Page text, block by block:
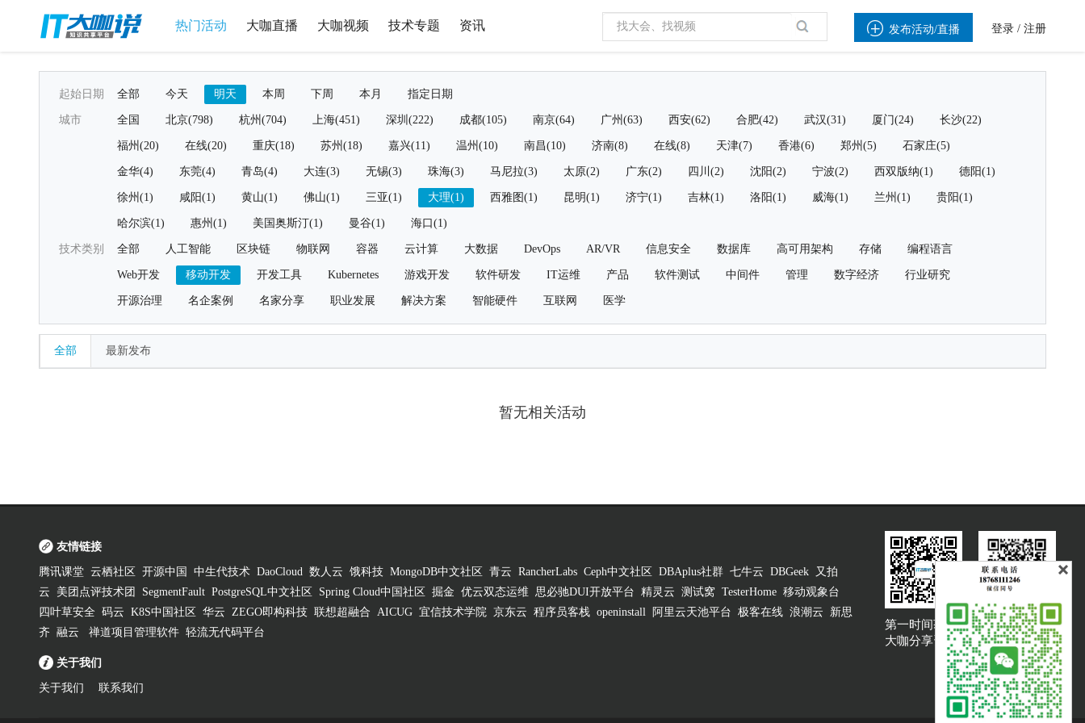
热门活动 大咖直播 大咖视频 技术专题 资讯  发布活动/直播 登录 / 注册
起始日期 全部 今天 明天 本周 下周 本月 指定日期
城市 全国 北京(798) 杭州(704) 上海(451) 深圳(222) 成都(105) 南京(64) 广州(63) 西安(62) 合肥(42) 武汉(31) 厦门(24) 长沙(22)
福州(20) 在线(20) 重庆(18) 苏州(18) 嘉兴(11) 温州(10) 南昌(10) 济南(8) 在线(8) 天津(7) 香港(6) 郑州(5) 石家庄(5)
金华(4) 东莞(4) 青岛(4) 大连(3) 无锡(3) 珠海(3) 马尼拉(3) 太原(2) 广东(2) 四川(2) 沈阳(2) 宁波(2) 西双版纳(1) 德阳(1)
徐州(1) 咸阳(1) 黄山(1) 佛山(1) 三亚(1) 大理(1) 西雅图(1) 昆明(1) 济宁(1) 吉林(1) 洛阳(1) 威海(1) 兰州(1) 贵阳(1)
哈尔滨(1) 惠州(1) 美国奥斯汀(1) 曼谷(1) 海口(1)
技术类别 全部 人工智能 区块链 物联网 容器 云计算 大数据 DevOps AR/VR 信息安全 数据库 高可用架构 存储 编程语言
Web开发 移动开发 开发工具 Kubernetes 游戏开发 软件研发 IT运维 产品 软件测试 中间件 管理 数字经济 行业研究
开源治理 名企案例 名家分享 职业发展 解决方案 智能硬件 互联网 医学
全部 最新发布
暂无相关活动
友情链接
腾讯课堂 云栖社区 开源中国 中生代技术 DaoCloud 数人云 饿科技 MongoDB中文社区 青云 RancherLabs Ceph中文社区 DBAplus社群 七牛云 DBGeek
又拍
云
美团点评技术团 SegmentFault PostgreSQL中文社区 Spring Cloud中国社区 掘金 优云双态运维 思必驰DUI开放平台 精灵云 测试窝 TesterHome 移动观象台
四叶草安全 码云 K8S中国社区 华云 ZEGO即构科技 联想超融合 AICUG 宜信技术学院 京东云 程序员客栈 openinstall 阿里云天池平台 极客在线 浪潮云
新思
齐 融云 禅道项目管理软件 轻流无代码平台
关于我们
关于我们 联系我们
第一时间获取
大咖分享资讯
大咖说吐槽客服